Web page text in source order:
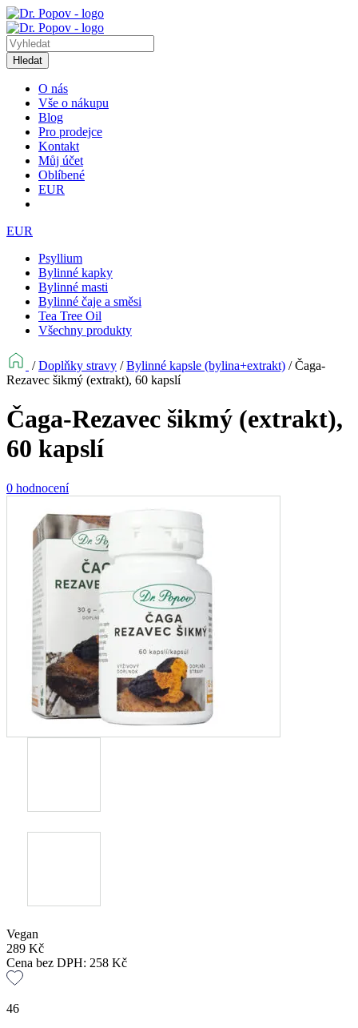
Hledat
O nás
Vše o nákupu
Blog
Pro prodejce
Kontakt
Můj účet
Oblíbené
EUR
EUR
Psyllium
Bylinné kapky
Bylinné masti
Bylinné čaje a směsi
Tea Tree Oil
Všechny produkty
/Doplňky stravy /Bylinné kapsle (bylina+extrakt) /Čaga-
Rezavec šikmý (extrakt), 60 kapslí
Čaga-Rezavec šikmý (extrakt),
60 kapslí
0 hodnocení
Vegan
289 Kč
Cena bez DPH: 258 Kč
46